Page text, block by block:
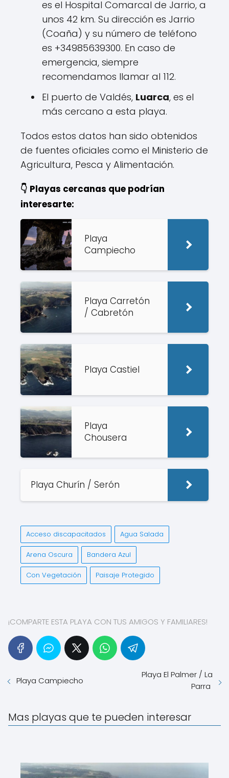
es el Hospital Comarcal de Jarrio, a
unos 42 km. Su dirección es Jarrio
(Coaña) y su número de teléfono
es +34985639300. En caso de
emergencia, siempre
recomendamos llamar al 112.
El puerto de Valdés, Luarca, es el
más cercano a esta playa.
Todos estos datos han sido obtenidos
de fuentes oficiales como el Ministerio de
Agricultura, Pesca y Alimentación.
👇 Playas cercanas que podrían
interesarte:
Playa
Campiecho
Playa Carretón
/ Cabretón
Playa Castiel
Playa
Chousera
Playa Churín / Serón
Acceso discapacitados Agua Salada
Arena Oscura Bandera Azul
Con Vegetación Paisaje Protegido
¡COMPARTE ESTA PLAYA CON TUS AMIGOS Y FAMILIARES!
Playa Campiecho
Playa El Palmer / La
Parra
Mas playas que te pueden interesar